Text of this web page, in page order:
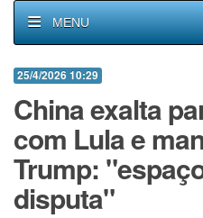
MENU
25/4/2026 10:29
China exalta
com Lula e
Trump:
disputa"